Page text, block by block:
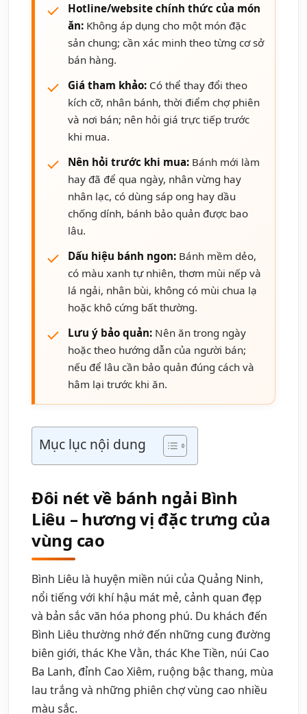
Hotline/website chính thức của món
ăn: Không áp dụng cho một món đặc
sản chung; cần xác minh theo từng cơ sở
bán hàng.
Giá tham khảo: Có thể thay đổi theo
kích cỡ, nhân bánh, thời điểm chợ phiên
và nơi bán; nên hỏi giá trực tiếp trước
khi mua.
Nên hỏi trước khi mua: Bánh mới làm
hay đã để qua ngày, nhân vừng hay
nhân lạc, có dùng sáp ong hay dầu
chống dính, bánh bảo quản được bao
lâu.
Dấu hiệu bánh ngon: Bánh mềm dẻo,
có màu xanh tự nhiên, thơm mùi nếp và
lá ngải, nhân bùi, không có mùi chua lạ
hoặc khô cứng bất thường.
Lưu ý bảo quản: Nên ăn trong ngày
hoặc theo hướng dẫn của người bán;
nếu để lâu cần bảo quản đúng cách và
hâm lại trước khi ăn.
Mục lục nội dung
Đôi nét về bánh ngải Bình
Liêu – hương vị đặc trưng của
vùng cao
Bình Liêu là huyện miền núi của Quảng Ninh,
nổi tiếng với khí hậu mát mẻ, cảnh quan đẹp
và bản sắc văn hóa phong phú. Du khách đến
Bình Liêu thường nhớ đến những cung đường
biên giới, thác Khe Vằn, thác Khe Tiền, núi Cao
Ba Lanh, đỉnh Cao Xiêm, ruộng bậc thang, mùa
lau trắng và những phiên chợ vùng cao nhiều
màu sắc.